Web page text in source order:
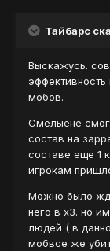
Тайбарс
Выскажусь.
мобов.
Смелыене
состав на
составе еще 1
игрокам
Можно было
него в х3. но
людей ( в
мобвсе же